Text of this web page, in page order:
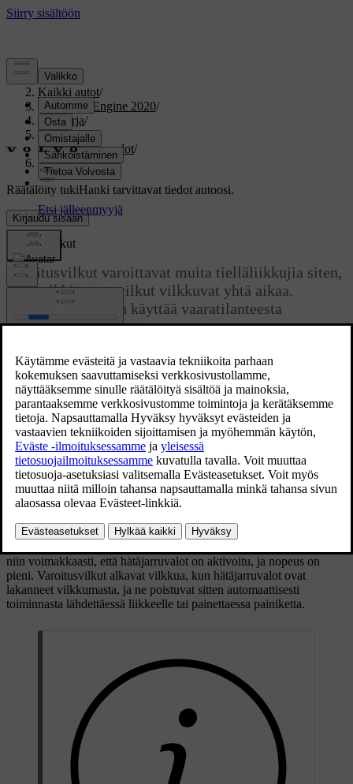
Tuki/
Kaikki autot/
V60 Twin Engine 2020/
Ohjekirja/
Valaistus/
Ulkopuolen valot/
Varoitusvilkut
Räätälöity tukiHanki tarvittavat tiedot autoosi.
Kirjaudu sisään
Päivitetty 19.03.2020
Varoitusvilkut
Varoitusvilkut varoittavat muita tielläliikkujia siten,
että kaikki auton vilkut vilkkuvat yhtä aikaa.
Toimintoa voidaan käyttää vaaratilanteesta
varoittamiseen.
Varoitusvilkkujen painike.
niin voimakkaasti, että hätäjarruvalot on aktivoitu, ja nopeus on
pieni. Varoitusvilkut alkavat vilkkua, kun hätäjarruvalot ovat
lakanneet vilkkumasta, ja ne poistuvat sitten automaattisesti
toiminnasta lähdettäessä liikkeelle tai painettaessa painiketta.